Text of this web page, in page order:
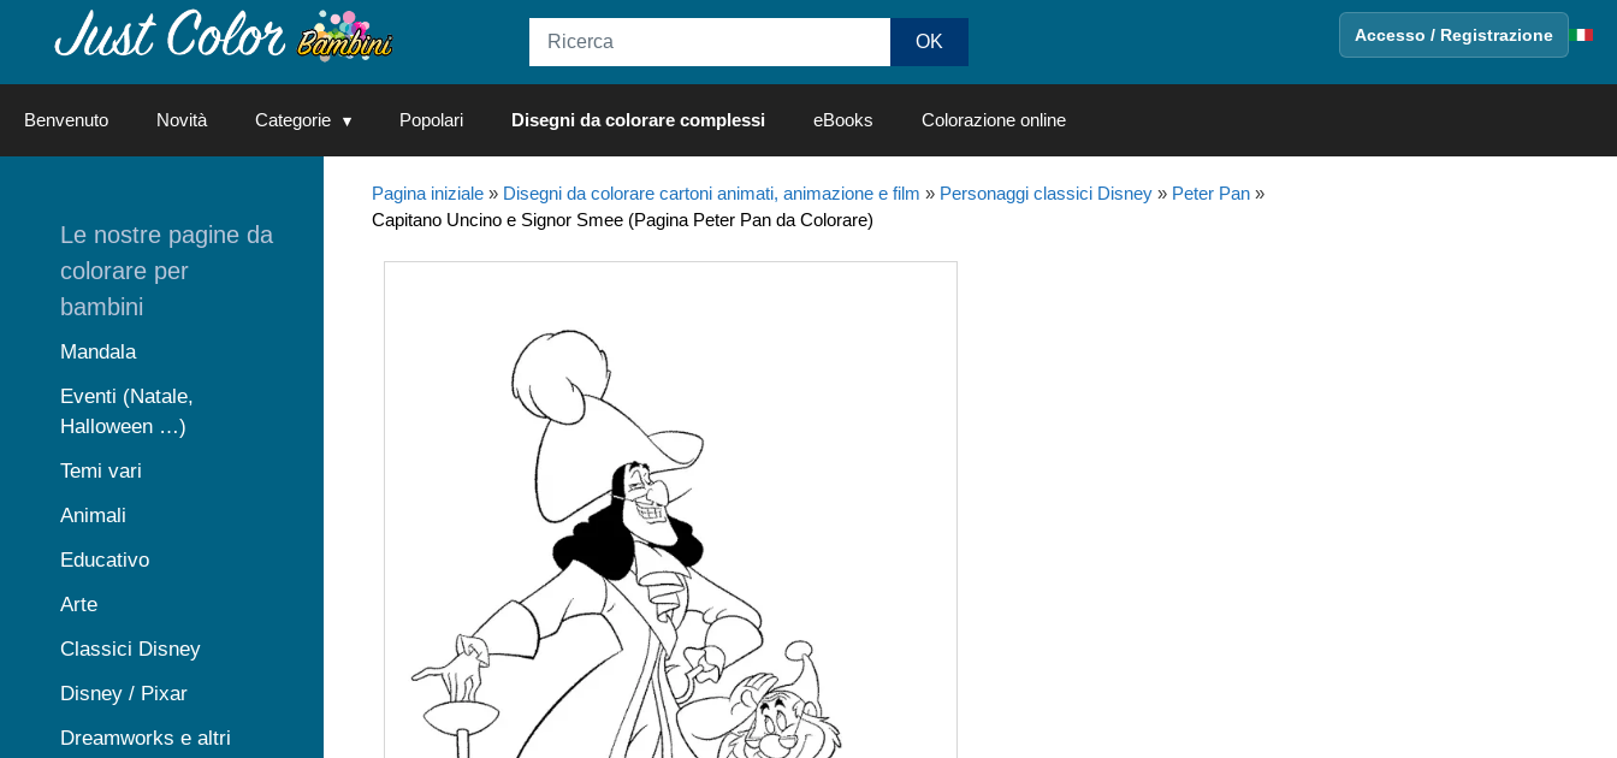
Accesso / Registrazione
Benvenuto Novità Categorie Popolari Disegni da colorare complessi eBooks Colorazione online
Pagina iniziale» Disegni da colorare cartoni animati, animazione e film » Personaggi classici Disney» Peter Pan»
Capitano Uncino e Signor Smee (Pagina Peter Pan da Colorare)
Le nostre pagine da
colorare per
bambini
Mandala
Eventi (Natale,
Halloween …)
Temi vari
Animali
Educativo
Arte
Classici Disney
Disney / Pixar
Dreamworks e altri